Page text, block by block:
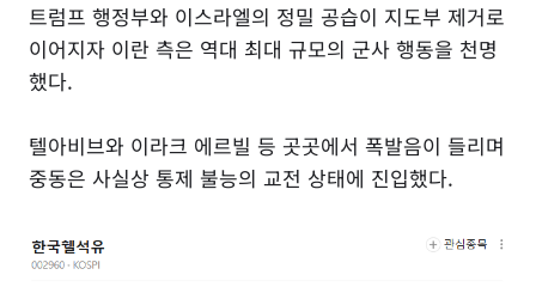
트럼프 행정부와 이스라엘의 정밀 공습이 지도부 제거로
이어지자 이란 측은 역대 최대 규모의 군사 행동을 천명
했다.
텔아비브와 이라크 에르빌 등 곳곳에서 폭발음이 들리며
중동은 사실상 통제 불능의 교전 상태에 진입했다.